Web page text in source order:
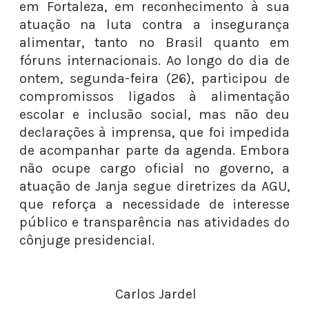
em Fortaleza, em reconhecimento à sua
atuação na luta contra a insegurança
alimentar, tanto no Brasil quanto em
fóruns internacionais. Ao longo do dia de
ontem, segunda-feira (26), participou de
compromissos ligados à alimentação
escolar e inclusão social, mas não deu
declarações à imprensa, que foi impedida
de acompanhar parte da agenda. Embora
não ocupe cargo oficial no governo, a
atuação de Janja segue diretrizes da AGU,
que reforça a necessidade de interesse
público e transparência nas atividades do
cônjuge presidencial.
Carlos Jardel